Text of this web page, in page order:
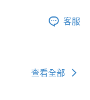
客服
查看全部